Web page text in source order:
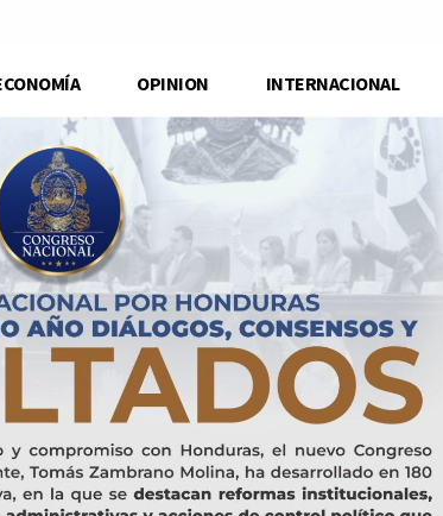
OPINION INTERNACIONAL